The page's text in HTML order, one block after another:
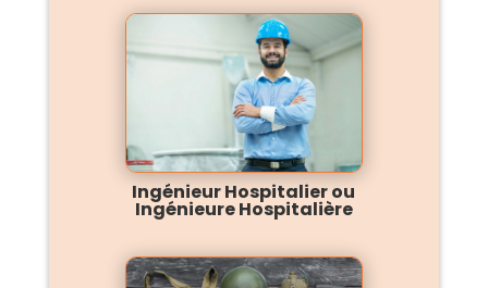
Ingénieur Hospitalier ou
Ingénieure Hospitalière